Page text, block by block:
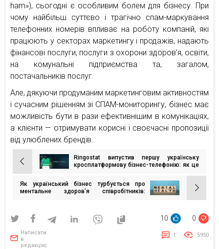
ham»), сьогодні є особливим болем для бізнесу. При
чому найбільш суттєво і трагічно спам-маркування
телефонних номерів впливає на роботу компаній, які
працюють у секторах маркетингу і продажів, надають
фінансові послуги, послуги з охорони здоров’я, освіти,
на комунальні підприємства та, загалом,
постачальників послуг.
Але, дякуючи продуманим маркетинговим активностям
і сучасним рішенням зі СПАМ-мониторингу, бізнес має
можливість бути в рази ефективнішим в комунікаціях,
а клієнти — отримувати корисні і своєчасні пропозиції
від улюблених брендів.
Навігація
записів
Ringostat випустив першу українську
кросплатформову бізнес-телефонію: як це
Як український бізнес турбується про
ментальне здоров’я співробітників:
10 0
Написати
в
редакцію
1 5950